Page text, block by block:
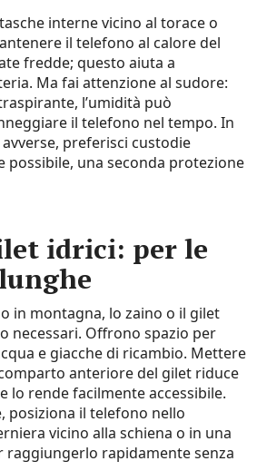
interne vicino al torace o
il telefono al calore del
fredde; questo aiuta a
Ma fai attenzione al sudore:
l’umidità può
il telefono nel tempo. In
preferisci custodie
possibile, una seconda protezione
idrici: per le
in montagna, lo zaino o il gilet
necessari. Offrono spazio per
e giacche di ricambio. Mettere
anteriore del gilet riduce
lo rende facilmente accessibile.
posiziona il telefono nello
vicino alla schiena o in una
raggiungerlo rapidamente senza